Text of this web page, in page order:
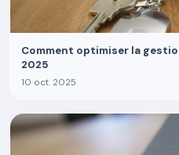
Comment optimiser la
2025
10 oct. 2025